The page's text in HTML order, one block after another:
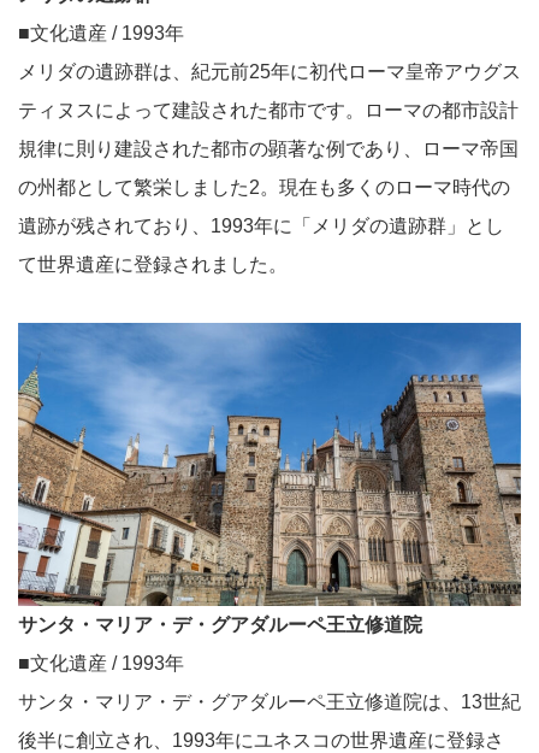
■文化遺産 / 1993年
メリダの遺跡群は、紀元前25年に初代ローマ皇帝アウグス
ティヌスによって建設された都市です。ローマの都市設計
規律に則り建設された都市の顕著な例であり、ローマ帝国
の州都として繁栄しました2。現在も多くのローマ時代の
遺跡が残されており、1993年に「メリダの遺跡群」とし
て世界遺産に登録されました。
サンタ・マリア・デ・グアダルーペ王立修道院
■文化遺産 / 1993年
サンタ・マリア・デ・グアダルーペ王立修道院は、13世紀
後半に創立され、1993年にユネスコの世界遺産に登録さ